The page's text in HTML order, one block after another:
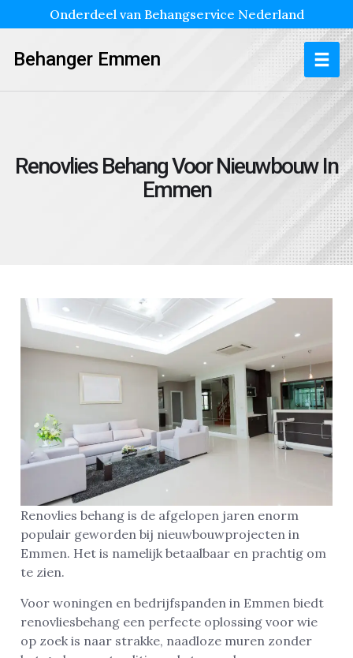
Onderdeel van Behangservice Nederland
Behanger Emmen
Renovlies Behang Voor Nieuwbouw In
Emmen
Renovlies behang is de afgelopen jaren enorm
populair geworden bij nieuwbouwprojecten in
Emmen. Het is namelijk betaalbaar en prachtig om
te zien.
Voor woningen en bedrijfspanden in Emmen biedt
renovliesbehang een perfecte oplossing voor wie
op zoek is naar strakke, naadloze muren zonder